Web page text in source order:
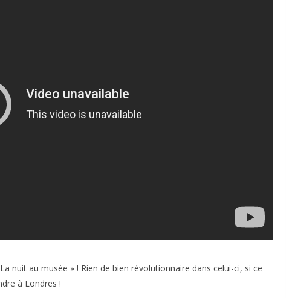
nuit au musée » ! Rien de bien révolutionnaire dans celui-ci, si ce
à Londres !